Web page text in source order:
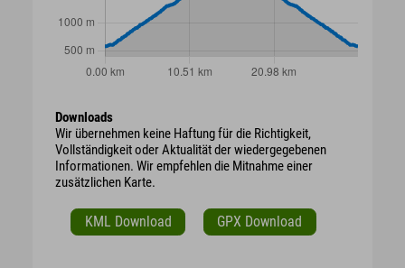
Downloads
Wir übernehmen keine Haftung für die Richtigkeit,
Vollständigkeit oder Aktualität der wiedergegebenen
Informationen. Wir empfehlen die Mitnahme einer
zusätzlichen Karte.
KML Download GPX Download